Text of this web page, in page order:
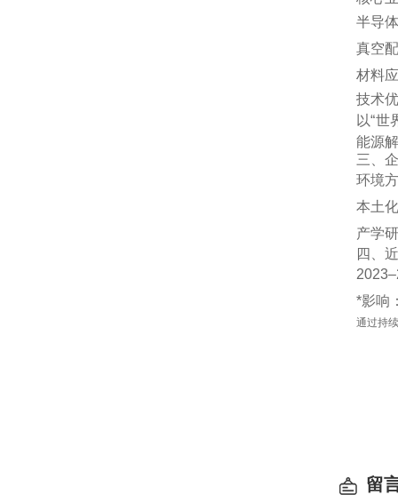
半导
真空
材料
技术
以“
能源
三、
环境
本土
产学
四、
‌*影响‌
通过持
留